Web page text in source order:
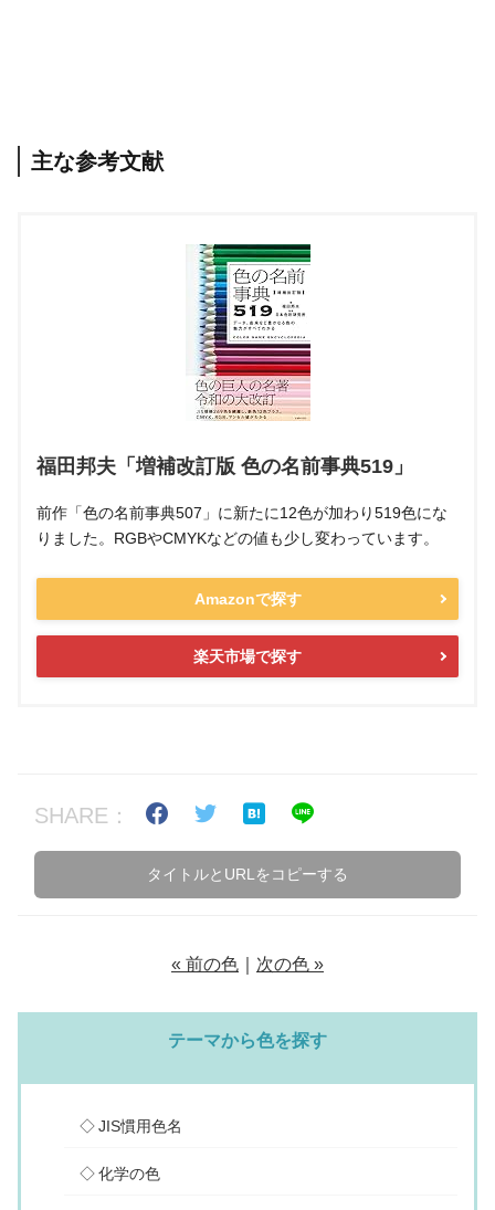
主な参考文献
福田邦夫「増補改訂版 色の名前事典519」
前作「色の名前事典507」に新たに12色が加わり519色にな
りました。RGBやCMYKなどの値も少し変わっています。
Amazonで探す
楽天市場で探す
SHARE：
タイトルとURLをコピーする
« 前の色 次の色 »
テーマから色を探す
JIS慣用色名
化学の色